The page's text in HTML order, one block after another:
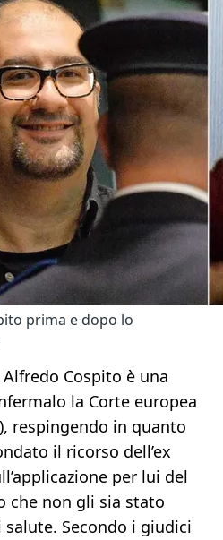
prima e dopo lo
Cospito è una
la Corte europea
respingendo in quanto
il ricorso dell’ex
per lui del
che non gli sia stato
Secondo i giudici